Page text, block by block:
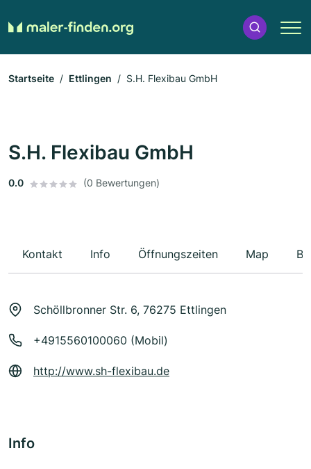
Startseite Ettlingen S.H. Flexibau GmbH
S.H. Flexibau GmbH
0.0 (0 Bewertungen)
Kontakt Info Öffnungszeiten Map
Schöllbronner Str. 6, 76275 Ettlingen
+4915560100060 (Mobil)
http://www.sh-flexibau.de
Info